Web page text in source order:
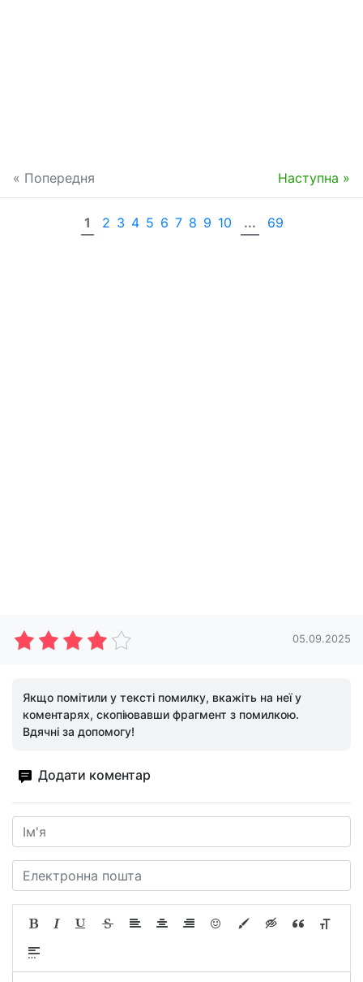
« Попередня Наступна »
1 2 3 4 5 6 7 8 9 10 ... 69
05.09.2025
Якщо помітили у тексті помилку, вкажіть на неї у
коментарях, скопіювавши фрагмент з помилкою.
Вдячні за допомогу!
Додати коментар